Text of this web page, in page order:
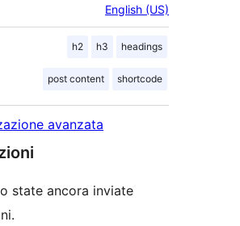
English (US)
h2 h3 headings
post content shortcode
avanzata
state ancora inviate